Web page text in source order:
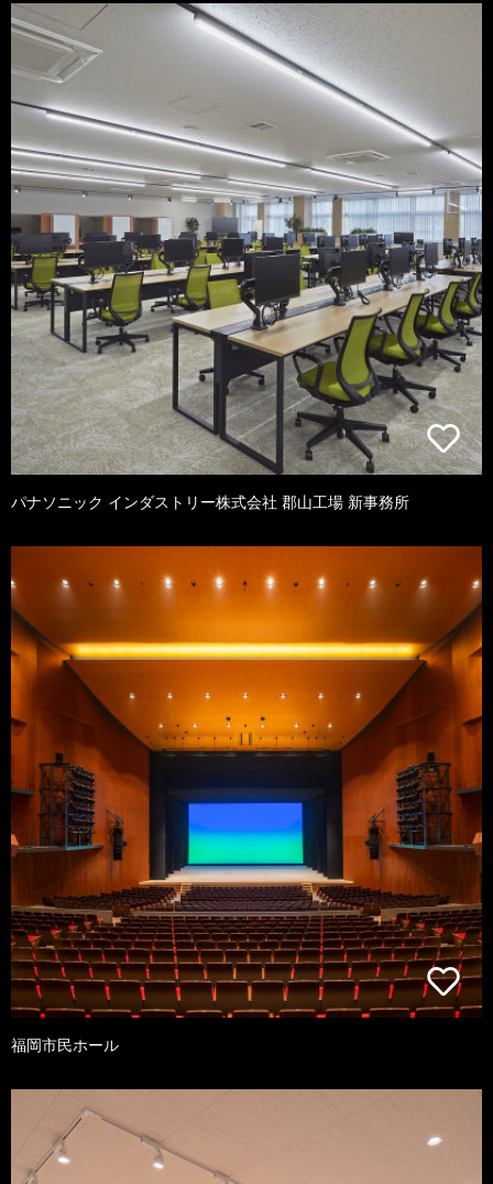
パナソニック インダストリー株式会社 郡山工場 新事務所
福岡市民ホール